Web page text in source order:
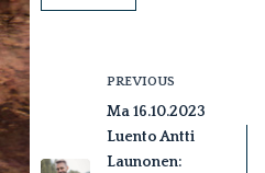
PREVIOUS
Ma 16.10.2023
Luento Antti
Launonen: